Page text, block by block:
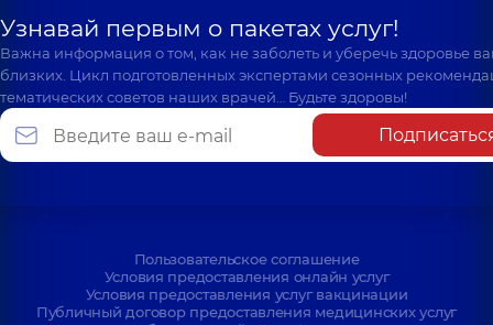
Узнавай первым о пакетах услуг!
Важна информация о том, как не заболеть и уберечь здоровье
близких. Цикл подготовленных экспертами сезонных
тематических советов наших врачей… Будьте здоровы!
Пользовательское соглашение
Условия предоставления онлайн услуг
Условия предоставления услуг вакцинации
Публичный договор предоставления медицинских услуг